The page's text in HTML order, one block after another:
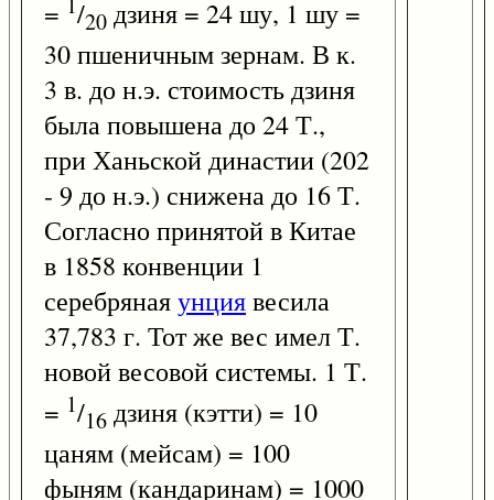
= /20 дзиня = 24 шу, 1 шу =
30 пшеничным зернам. В к.
3 в. до н.э. стоимость дзиня
была повышена до 24 Т.,
при Ханьской династии (202
- 9 до н.э.) снижена до 16 Т.
Согласно принятой в Китае
в 1858 конвенции 1
серебрянаяунциявесила
37,783 г. Тот же вес имел Т.
новой весовой системы. 1 Т.
= 1/16 дзиня (кэтти) = 10
цаням (мейсам) = 100
фыням (кандаринам) = 1000